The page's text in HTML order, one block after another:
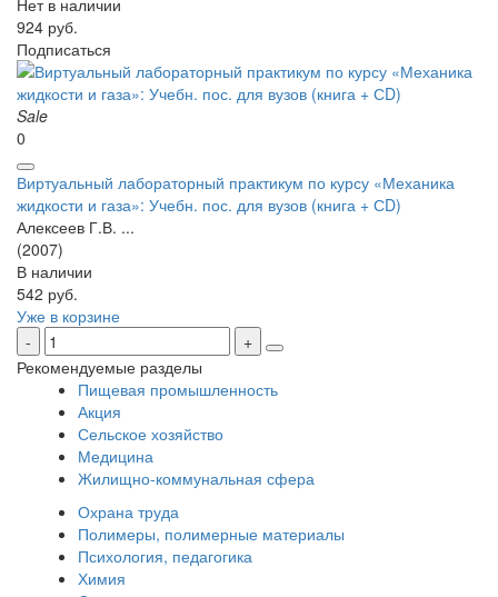
Нет в наличии
924 руб.
Подписаться
Sale
0
Виртуальный лабораторный практикум по курсу «Механика
жидкости и газа»: Учебн. пос. для вузов (книга + СD)
Алексеев Г.В. ...
(2007)
В наличии
542 руб.
Уже в корзине
Рекомендуемые разделы
Пищевая промышленность
Акция
Сельское хозяйство
Медицина
Жилищно-коммунальная сфера
Охрана труда
Полимеры, полимерные материалы
Психология, педагогика
Химия